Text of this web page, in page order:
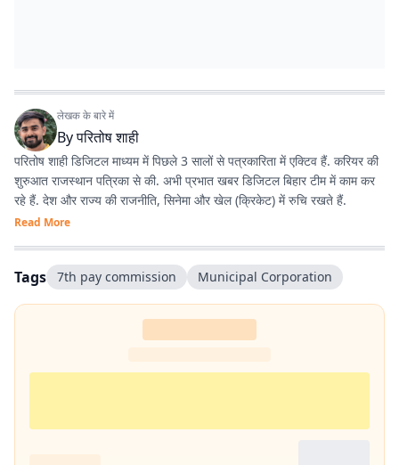
लेखक के बारे में
Byपरितोष शाही
परितोष शाही डिजिटल माध्यम में पिछले 3 सालों से पत्रकारिता में एक्टिव हैं. करियर की
शुरुआत राजस्थान पत्रिका से की. अभी प्रभात खबर डिजिटल बिहार टीम में काम कर
रहे हैं. देश और राज्य की राजनीति, सिनेमा और खेल (क्रिकेट) में रुचि रखते हैं.
Read More
Tags 7th pay commission Municipal Corporation